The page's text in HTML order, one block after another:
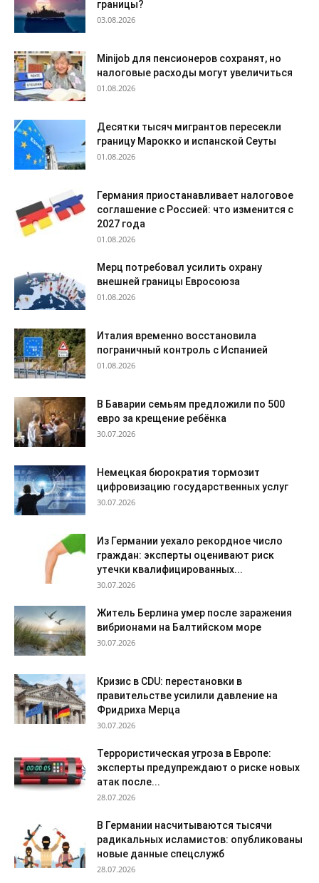
границы?
03.08.2026
Minijob для пенсионеров сохранят, но
налоговые расходы могут увеличиться
01.08.2026
Десятки тысяч мигрантов пересекли
границу Марокко и испанской Сеуты
01.08.2026
Германия приостанавливает налоговое
соглашение с Россией: что изменится с
2027 года
01.08.2026
Мерц потребовал усилить охрану
внешней границы Евросоюза
01.08.2026
Италия временно восстановила
пограничный контроль с Испанией
01.08.2026
В Баварии семьям предложили по 500
евро за крещение ребёнка
30.07.2026
Немецкая бюрократия тормозит
цифровизацию государственных услуг
30.07.2026
Из Германии уехало рекордное число
граждан: эксперты оценивают риск
утечки квалифицированных...
30.07.2026
Житель Берлина умер после заражения
вибрионами на Балтийском море
30.07.2026
Кризис в CDU: перестановки в
правительстве усилили давление на
Фридриха Мерца
30.07.2026
Террористическая угроза в Европе:
эксперты предупреждают о риске новых
атак после...
28.07.2026
В Германии насчитываются тысячи
радикальных исламистов: опубликованы
новые данные спецслужб
28.07.2026